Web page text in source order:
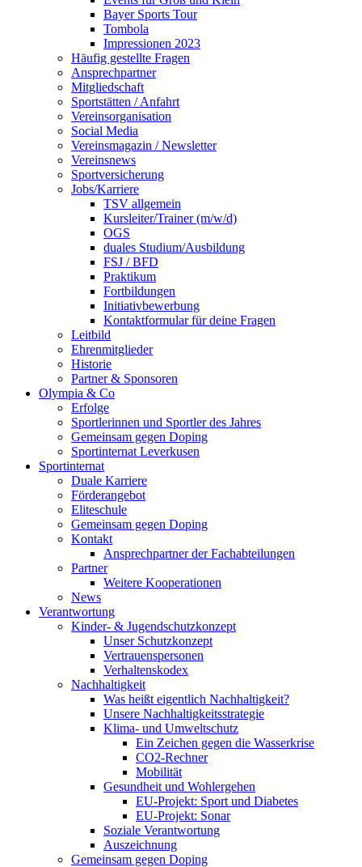
Bayer Sports Tour
Tombola
Impressionen 2023
Häufig gestellte Fragen
Ansprechpartner
Mitgliedschaft
Sportstätten / Anfahrt
Vereinsorganisation
Social Media
Vereinsmagazin / Newsletter
Vereinsnews
Sportversicherung
Jobs/Karriere
TSV allgemein
Kursleiter/Trainer (m/w/d)
OGS
duales Studium/Ausbildung
FSJ / BFD
Praktikum
Fortbildungen
Initiativbewerbung
Kontaktformular für deine Fragen
Leitbild
Ehrenmitglieder
Historie
Partner & Sponsoren
Olympia & Co
Erfolge
Sportlerinnen und Sportler des Jahres
Gemeinsam gegen Doping
Sportinternat Leverkusen
Sportinternat
Duale Karriere
Förderangebot
Eliteschule
Gemeinsam gegen Doping
Kontakt
Ansprechpartner der Fachabteilungen
Partner
Weitere Kooperationen
News
Verantwortung
Kinder- & Jugendschutzkonzept
Unser Schutzkonzept
Vertrauenspersonen
Verhaltenskodex
Nachhaltigkeit
Was heißt eigentlich Nachhaltigkeit?
Unsere Nachhaltigkeitsstrategie
Klima- und Umweltschutz
Ein Zeichen gegen die Wasserkrise
CO2-Rechner
Mobilität
Gesundheit und Wohlergehen
EU-Projekt: Sport und Diabetes
EU-Projekt: Sonar
Soziale Verantwortung
Auszeichnung
Gemeinsam gegen Doping